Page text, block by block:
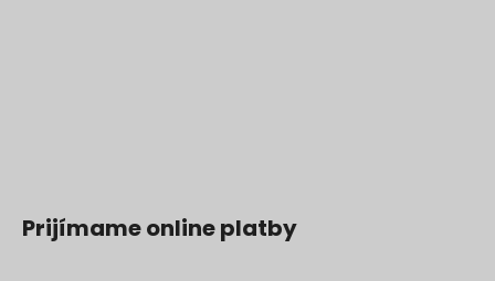
Prijímame online platby